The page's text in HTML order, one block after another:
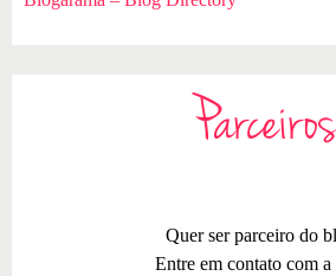
Parceiros
Quer ser parceiro do
Entre em contato com a